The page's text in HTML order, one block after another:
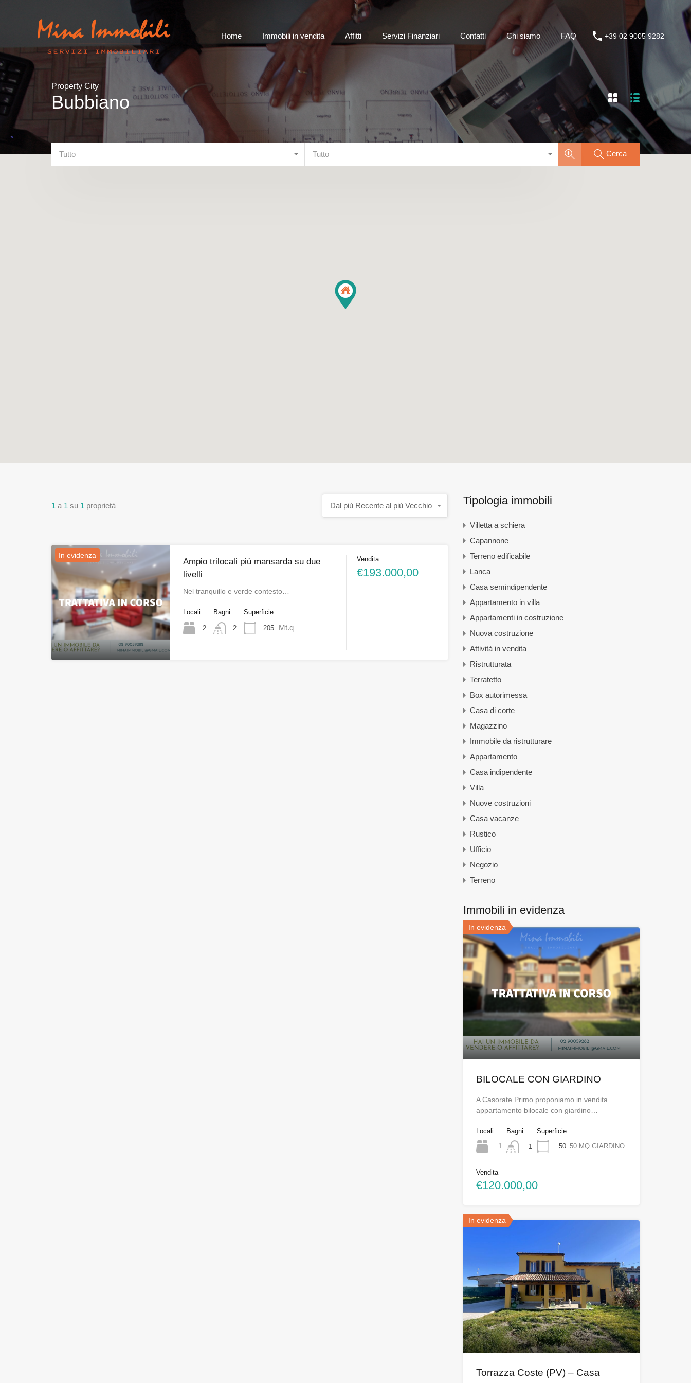
Immobili in vendita Contatti Chi siamo
+39 02 9005 9282
Home
Immobili in vendita Affitti Servizi Finanziari Contatti Chi siamo FAQ +39 02 9005 9282
Property City
Bubbiano
Tutto Tutto Cerca
1 a 1 su 1 proprietà Dal più Recente al più Vecchio
In evidenza
Ampio trilocali più mansarda su due
livelli
Nel tranquillo e verde contesto…
Locali
2
Bagni
2
Superficie
205 Mt.q
Vendita
€193.000,00
Tipologia immobili
Villetta a schiera
Capannone
Terreno edificabile
Lanca
Casa semindipendente
Appartamento in villa
Appartamenti in costruzione
Nuova costruzione
Attività in vendita
Ristrutturata
Terratetto
Box autorimessa
Casa di corte
Magazzino
Immobile da ristrutturare
Appartamento
Casa indipendente
Villa
Nuove costruzioni
Casa vacanze
Rustico
Ufficio
Negozio
Terreno
Immobili in evidenza
In evidenza
BILOCALE CON GIARDINO
A Casorate Primo proponiamo in vendita
appartamento bilocale con giardino…
Locali
1
Bagni
1
Superficie
50 50 MQ GIARDINO
Vendita
€120.000,00
In evidenza
Torrazza Coste (PV) – Casa